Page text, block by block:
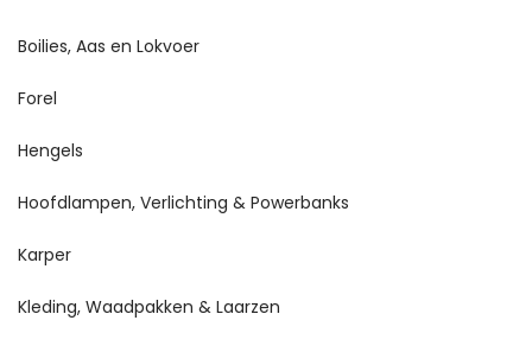
Boilies, Aas en Lokvoer
Forel
Hengels
Hoofdlampen, Verlichting & Powerbanks
Karper
Kleding, Waadpakken & Laarzen